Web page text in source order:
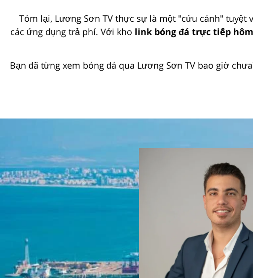
Tóm lại, Lương Sơn TV thực sự là một "cứu cánh"
các ứng dụng trả phí. Với kho link bóng đá trực tiếp
Bạn đã từng xem bóng đá qua Lương Sơn TV bao giờ